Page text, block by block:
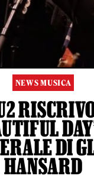
NEWS MUSICA
DI
HANSARD